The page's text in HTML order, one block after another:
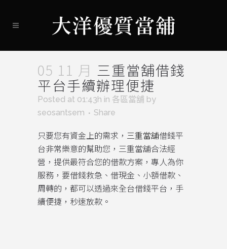
05 11 月 三重當舖借錢
平台手續辦理便捷
Posted at 01:43h in 各區當舖 by
seosantsem
Share
只要您有資金上的需求， 三重當舖借錢平
台非常樂意的幫助您，三重當舖合法經
營，提供最符合您的借款方案，專人為你
服務，要借錢救急、借現金、小額借款、
周轉的，都可以透過來全台借錢平台，手
續便捷，秒速放款。